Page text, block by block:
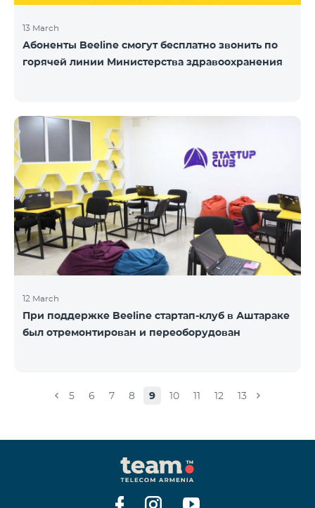
13 March
Абоненты Beeline смогут бесплатно звонить по
горячей линии Министерства здравоохранения
12 March
При поддержке Beeline стартап-клуб в Аштараке
был отремонтирован и переоборудован
5 6 7 8 9 10 11 12 13